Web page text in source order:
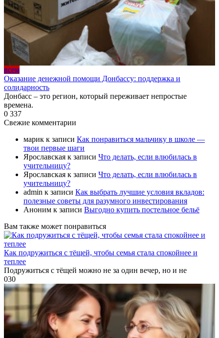
всем
Оказание денежной помощи Донбассу: поддержка и
солидарность
Донбасс – это регион, который переживает непростые
времена.
0 337
Свежие комментарии
марик к записи Как понравиться мальчику в школе —
твои первые шаги
Ярославская к записи Что делать, если влюбилась в
учительницу?
Ярославская к записи Что делать, если влюбилась в
учительницу?
admin к записи Как выбрать лучшие условия вкладов:
полезные советы для разумного инвестирования
Аноним к записи Выгодно купить постельное бельё
Вам также может понравиться
Как подружиться с тёщей, чтобы семья стала спокойнее и
теплее
Подружиться с тёщей можно не за один вечер, но и не
030